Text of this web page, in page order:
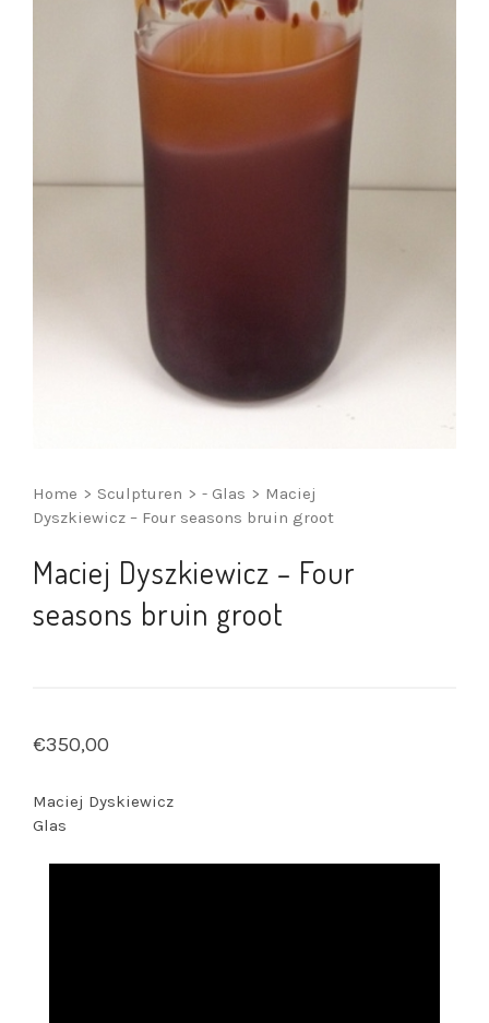
Home > Sculpturen > - Glas > Maciej
Dyszkiewicz – Four seasons bruin groot
Maciej Dyszkiewicz – Four
seasons bruin groot
€350,00
Maciej Dyskiewicz
Glas